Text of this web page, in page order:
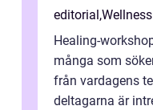
editorial,
Healing-
många som
från vardagens
deltagarna är